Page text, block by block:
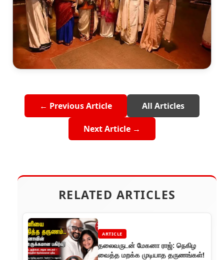
← Previous Article All Articles
Next Article →
RELATED ARTICLES
ARTICLE
தலைவருடன் மேகனா ராஜ்: நெகிழ
வைத்த மறக்க முடியாத தருணங்கள்!